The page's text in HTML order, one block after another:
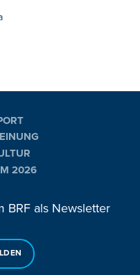
2026
BRF als Newsletter